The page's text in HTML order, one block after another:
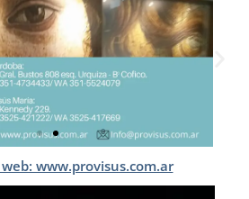
www.provisus.com.ar